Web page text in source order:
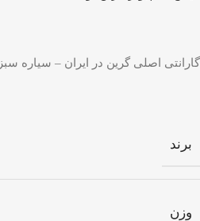
گارانتی اصلی گرین در ایران – سیاره سبز
برند
وزن